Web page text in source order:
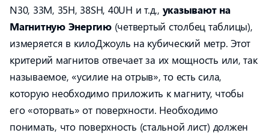
N30, 33M, 35H, 38SH, 40UH и т.д., указывают на
Магнитную Энергию(четвертый столбец таблицы),
измеряется в килоДжоуль на кубический метр. Этот
критерий магнитов отвечает за их мощность или, так
называемое, «усилие на отрыв», то есть сила,
которую необходимо приложить к магниту, чтобы
его «оторвать» от поверхности. Необходимо
понимать, что поверхность (стальной лист) должен